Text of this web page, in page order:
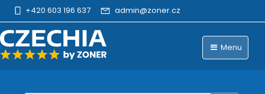
+420 603 196 637 admin@zoner.cz
Menu